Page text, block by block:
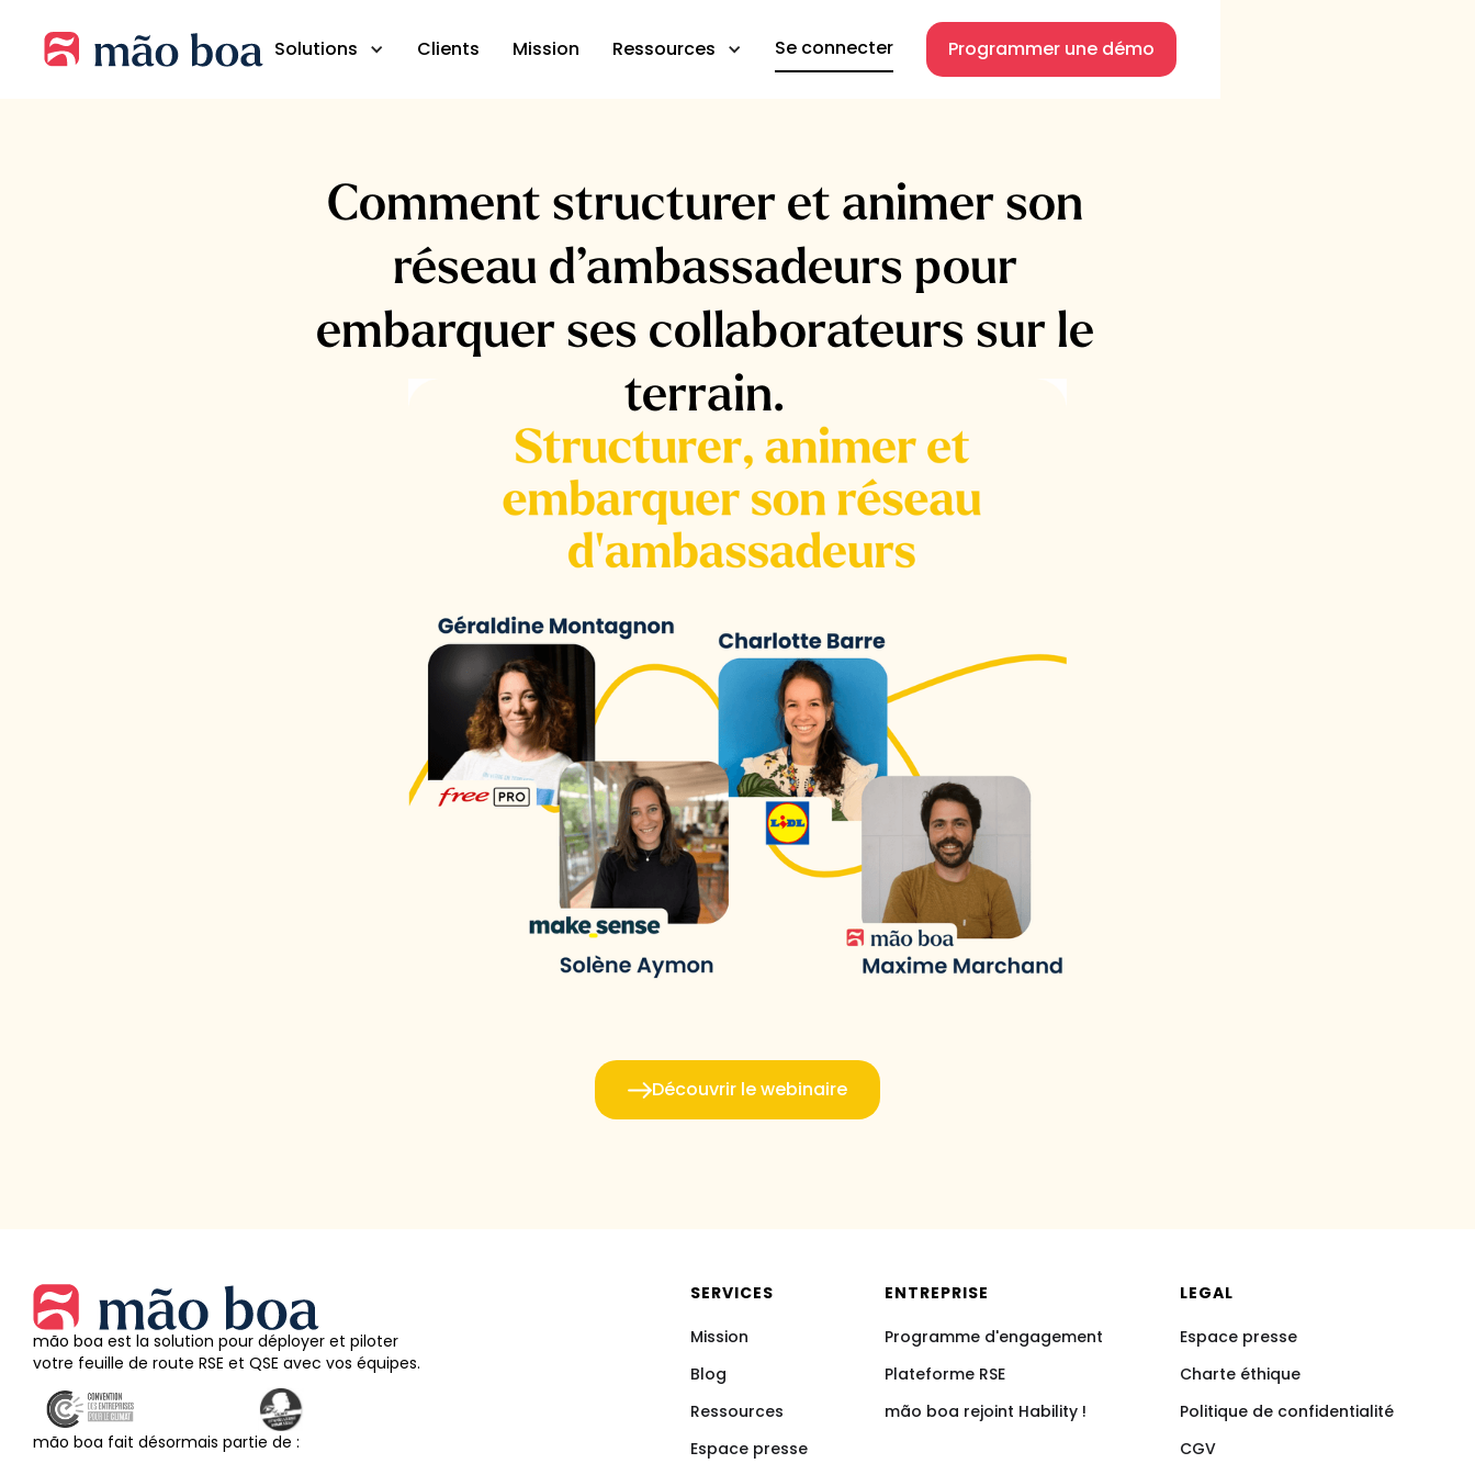
Solutions Clients Mission Ressources Se connecter Programmer une démo
Comment structurer et animer son
réseau d’ambassadeurs pour
embarquer ses collaborateurs sur le
terrain.
Découvrir le webinaire
mão boa est la solution pour déployer et piloter
votre feuille de route RSE et QSE avec vos équipes.
mão boa fait désormais partie de :
SERVICES
Mission
Blog
Ressources
Espace presse
ENTREPRISE
Programme d'engagement
Plateforme RSE
mão boa rejoint Hability !
LEGAL
Espace presse
Charte éthique
Politique de confidentialité
CGV